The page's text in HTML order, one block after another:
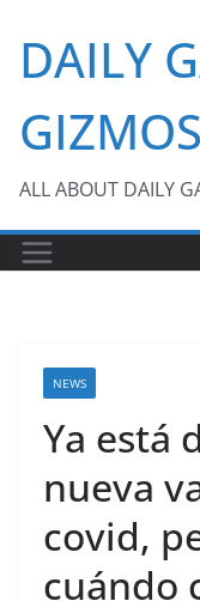
content
DAILY
ALL ABOUT DAILY
NEWS
Ya está
nueva
covid,
cuándo